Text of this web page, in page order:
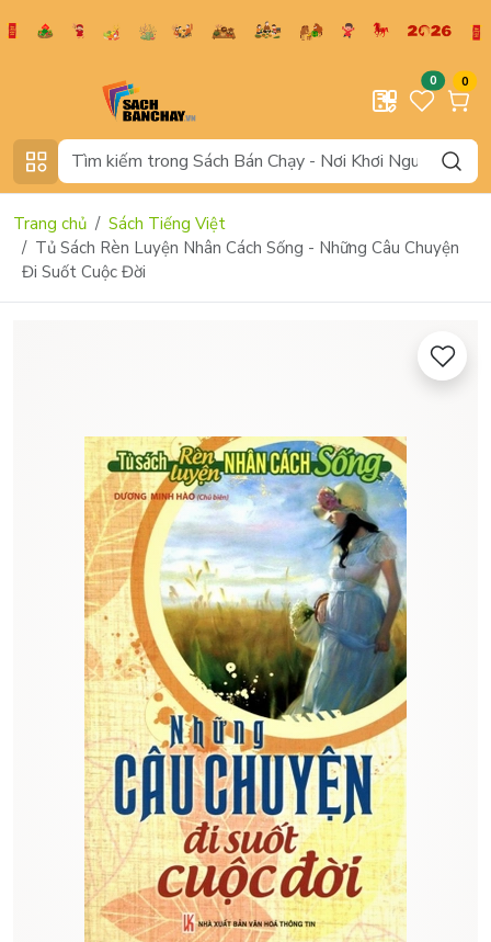
0 0
Trang chủ
Sách Tiếng Việt
Tủ Sách Rèn Luyện Nhân Cách Sống - Những Câu Chuyện
Đi Suốt Cuộc Đời